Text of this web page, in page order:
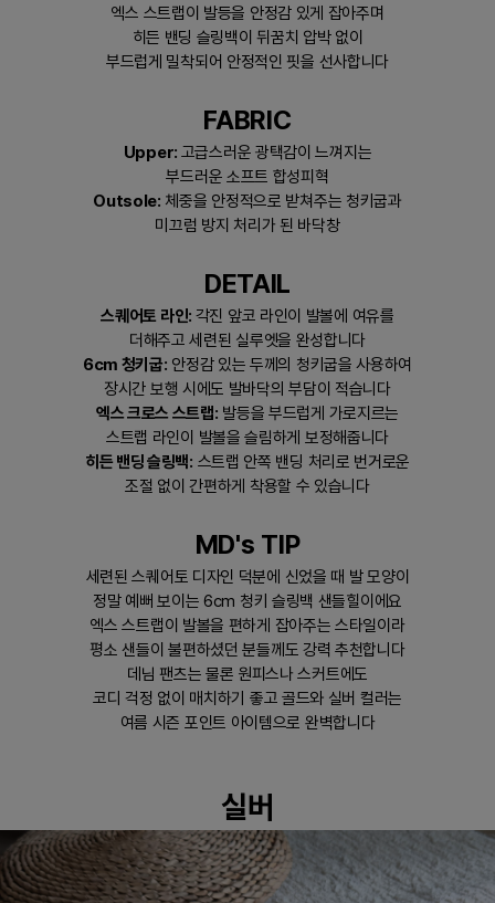
엑스 스트랩이 발등을 안정감 있게 잡아주며
히든 밴딩 슬링백이 뒤꿈치 압박 없이
부드럽게 밀착되어 안정적인 핏을 선사합니다
FABRIC
Upper: 고급스러운 광택감이 느껴지는
부드러운 소프트 합성피혁
Outsole: 체중을 안정적으로 받쳐주는 청키굽과
미끄럼 방지 처리가 된 바닥창
DETAIL
스퀘어토 라인: 각진 앞코 라인이 발볼에 여유를
더해주고 세련된 실루엣을 완성합니다
6cm 청키굽: 안정감 있는 두께의 청키굽을 사용하여
장시간 보행 시에도 발바닥의 부담이 적습니다
엑스 크로스 스트랩: 발등을 부드럽게 가로지르는
스트랩 라인이 발볼을 슬림하게 보정해줍니다
히든 밴딩 슬링백: 스트랩 안쪽 밴딩 처리로 번거로운
조절 없이 간편하게 착용할 수 있습니다
MD's TIP
세련된 스퀘어토 디자인 덕분에 신었을 때 발 모양이
정말 예뻐 보이는 6cm 청키 슬링백 샌들힐이에요
엑스 스트랩이 발볼을 편하게 잡아주는 스타일이라
평소 샌들이 불편하셨던 분들께도 강력 추천합니다
데님 팬츠는 물론 원피스나 스커트에도
코디 걱정 없이 매치하기 좋고 골드와 실버 컬러는
여름 시즌 포인트 아이템으로 완벽합니다
실버